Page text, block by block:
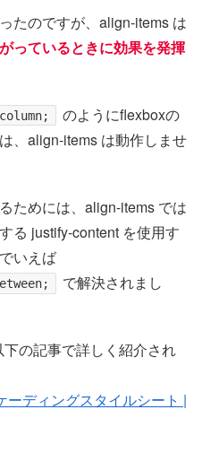
たのですが、align-items は
っているときに効果を発揮
のようにflexboxの
、align-items は動作しませ
ためには、align-items では
る justify-content を使用す
いえば
で解決されまし
の記事で詳しく紹介され
ーディングスタイルシート |